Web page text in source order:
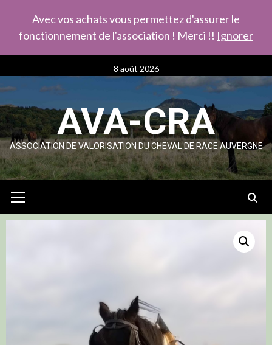
Avec vos achats vous permettez d'assurer le
fonctionnement de l'association ! Merci !! Ignorer
to
content
8 août 2026
AVA-CRA
ASSOCIATION DE VALORISATION DU CHEVAL DE RACE AUVERGNE
Menu